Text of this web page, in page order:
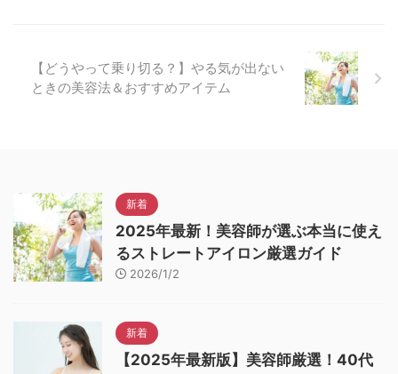
【どうやって乗り切る？】やる気が出ない
ときの美容法＆おすすめアイテム
新着
2025年最新！美容師が選ぶ本当に使え
るストレートアイロン厳選ガイド
2026/1/2
新着
【2025年最新版】美容師厳選！40代